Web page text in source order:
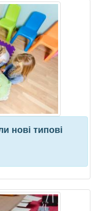
нові типові